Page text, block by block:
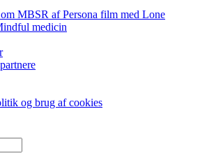
MBSR af Persona film med Lone
medicin
og brug af cookies